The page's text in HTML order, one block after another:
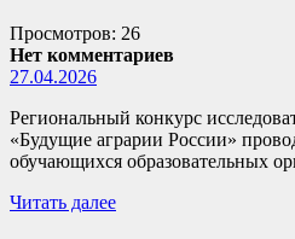
Просмотров: 26
Нет комментариев
27.04.2026
Региональный конкурс
«Будущие аграрии России»
обучающихся образовательных
Читать далее